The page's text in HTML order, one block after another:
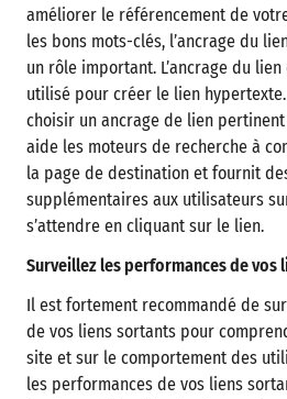
améliorer le référencement de
les bons mots-clés, l’ancrage du
un rôle important. L’ancrage du
utilisé pour créer le lien
choisir un ancrage de lien
aide les moteurs de recherche à
la page de destination et fournit
supplémentaires aux utilisateurs
s’attendre en cliquant sur le lien.
Surveillez les performances de vos
Il est fortement recommandé de
de vos liens sortants pour
site et sur le comportement des
les performances de vos liens